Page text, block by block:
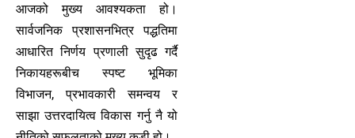
आजको मुख्य आवश्यकता हो।
सार्वजनिक प्रशासनभित्र पद्धतिमा
आधारित निर्णय प्रणाली सुदृढ गर्दै
निकायहरूबीच स्पष्ट भूमिका
विभाजन, प्रभावकारी समन्वय र
साझा उत्तरदायित्व विकास गर्नु नै यो